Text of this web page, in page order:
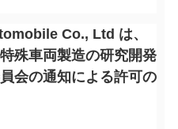
Co., Ltd は、
殊車両製造の研究開発
会の通知による許可の